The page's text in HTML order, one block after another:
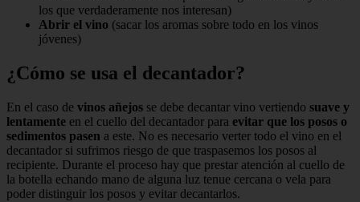
los que verdaderamente nos interesan)
Abrir el vino (sacar los aromas sobre todo en los vinos
jóvenes)
¿Cómo se usa el decantador?
En el caso de vinos añejos se debe decantar vino vertiendo suave y
lentamente en el cuello del decantador para evitar que los posos o
sedimentos pasen a este. No es necesario verter todo el vino en el
decantador si sufrimos riesgo de que traspasemos los posos al
recipiente. Durante el proceso hay que prestar atención al cuello de
la botella echando mano de alguna luz tenue cercana o vela para
poder distinguir los posos y evitar decantarlos.